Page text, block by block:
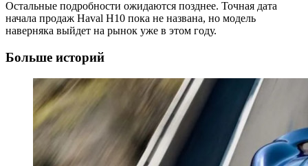
Остальные подробности ожидаются позднее. Точная дата
начала продаж Haval H10 пока не названа, но модель
наверняка выйдет на рынок уже в этом году.
Больше историй